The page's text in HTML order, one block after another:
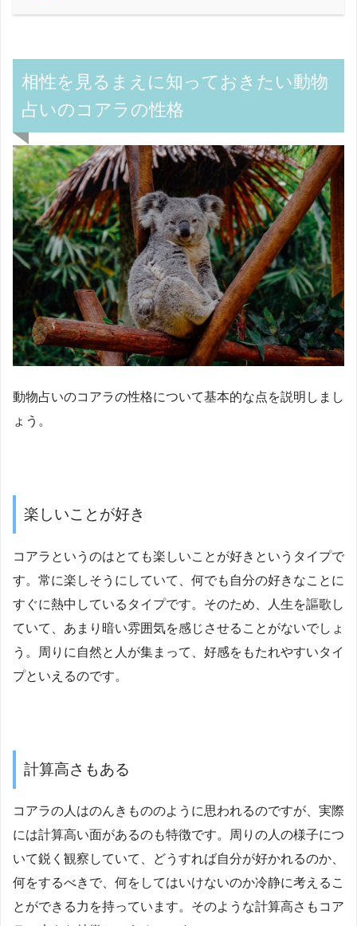
相性を見るまえに知っておきたい動物
占いのコアラの性格
動物占いのコアラの性格について基本的な点を説明しまし
ょう。
楽しいことが好き
コアラというのはとても楽しいことが好きというタイプで
す。常に楽しそうにしていて、何でも自分の好きなことに
すぐに熱中しているタイプです。そのため、人生を謳歌し
ていて、あまり暗い雰囲気を感じさせることがないでしょ
う。周りに自然と人が集まって、好感をもたれやすいタイ
プといえるのです。
計算高さもある
コアラの人はのんきもののように思われるのですが、実際
には計算高い面があるのも特徴です。周りの人の様子につ
いて鋭く観察していて、どうすれば自分が好かれるのか、
何をするべきで、何をしてはいけないのか冷静に考えるこ
とができる力を持っています。そのような計算高さもコア